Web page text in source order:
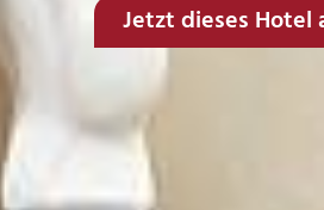
Jetzt dieses Hotel